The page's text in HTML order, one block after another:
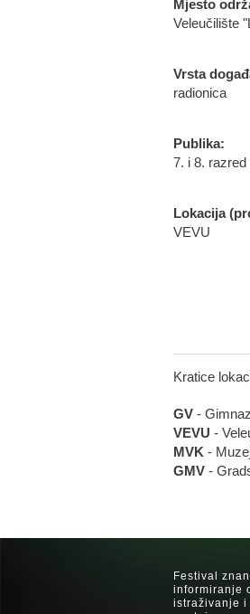
Mjesto
Veleučilište
Vrsta
radionica
Publika:
7. i 8.
Lokacija
VEVU
Kratice
GV -
VEVU -
MVK -
GMV -
Festival
informiranje
istraživanje i